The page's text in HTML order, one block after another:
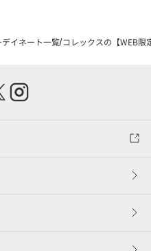
イネート一覧 コレックスの【WEB